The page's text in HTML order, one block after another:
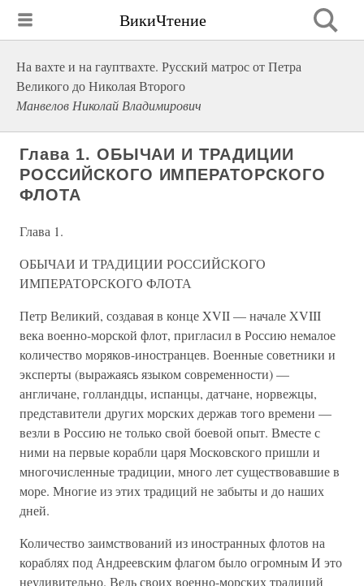
ВикиЧтение
На вахте и на гауптвахте. Русский матрос от Петра
Великого до Николая Второго
Манвелов Николай Владимирович
Глава 1. ОБЫЧАИ И ТРАДИЦИИ
РОССИЙСКОГО ИМПЕРАТОРСКОГО
ФЛОТА
Глава 1.
ОБЫЧАИ И ТРАДИЦИИ РОССИЙСКОГО
ИМПЕРАТОРСКОГО ФЛОТА
Петр Великий, создавая в конце XVII — начале XVIII
века военно-морской флот, пригласил в Россию немалое
количество моряков-иностранцев. Военные советники и
эксперты (выражаясь языком современности) —
англичане, голландцы, испанцы, датчане, норвежцы,
представители других морских держав того времени —
везли в Россию не только свой боевой опыт. Вместе с
ними на первые корабли царя Московского пришли и
многочисленные традиции, много лет существовавшие в
море. Многие из этих традиций не забыты и до наших
дней.
Количество заимствований из иностранных флотов на
кораблях под Андреевским флагом было огромным И это
неудивительно. Ведь своих военно-морских традиций